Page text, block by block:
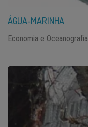
ÁGUA-MARINHA
Economia e Oceanografia